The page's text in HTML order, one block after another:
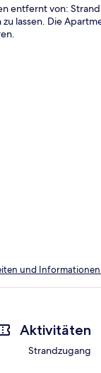
entfernt von:
lassen. Die
und
Aktivitäten
Strandzugang